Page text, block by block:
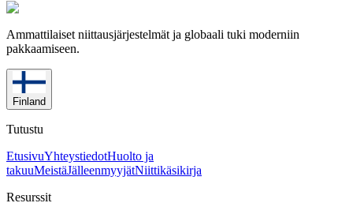
Ammattilaiset niittausjärjestelmät ja globaali tuki moderniin
pakkaamiseen.
Finland
Tutustu
EtusivuYhteystiedotHuolto ja
takuuMeistäJälleenmyyjätNiittikäsikirja
Resurssit